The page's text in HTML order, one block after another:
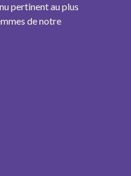
pertinent au plus
de notre